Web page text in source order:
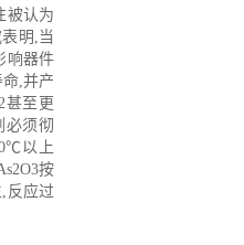
被认为
明,当
响器件
,并产
甚至更
必须彻
以上
按
反应过